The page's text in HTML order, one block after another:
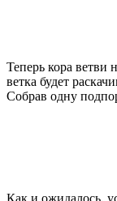
Теперь кора ветви
ветка будет
Собрав одну